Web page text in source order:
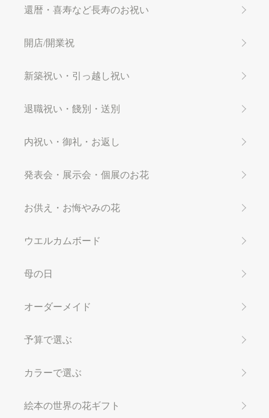
還暦・喜寿など長寿のお祝い
開店/開業祝
新築祝い・引っ越し祝い
退職祝い・餞別・送別
内祝い・御礼・お返し
発表会・展示会・個展のお花
お供え・お悔やみの花
ウエルカムボード
母の日
オーダーメイド
予算で選ぶ
カラーで選ぶ
絵本の世界の花ギフト